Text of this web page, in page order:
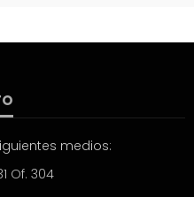
medios:
Of. 304